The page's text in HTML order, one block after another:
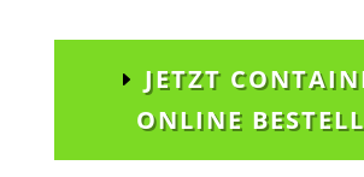
JETZT
ONLINE